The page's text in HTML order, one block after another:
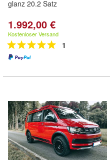
glanz 20.2 Satz
1.992,00 €
Kostenloser Versand
1